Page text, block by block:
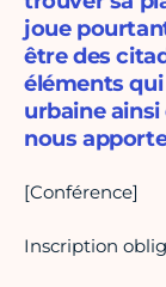
joue
être des
éléments
urbaine
nous
[Conférence]
Inscription